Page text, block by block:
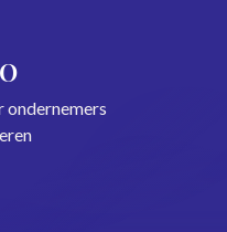
ondernemers